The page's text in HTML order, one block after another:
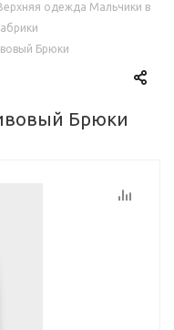
одежда Мальчики в
Брюки
Брюки